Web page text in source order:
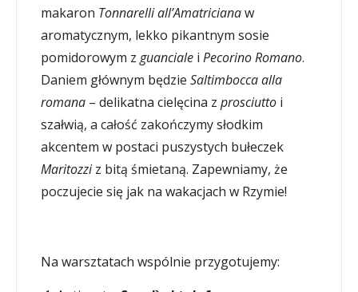
makaron Tonnarelli all’Amatricianaw
aromatycznym, lekko pikantnym sosie
pomidorowym z guanciale i Pecorino Romano.
Daniem głównym będzie Saltimbocca alla
romana – delikatna cielęcina z prosciutto i
szałwią, a całość zakończymy słodkim
akcentem w postaci puszystych bułeczek
Maritozziz bitą śmietaną. Zapewniamy, że
poczujecie się jak na wakacjach w Rzymie!
Na warsztatach wspólnie przygotujemy: